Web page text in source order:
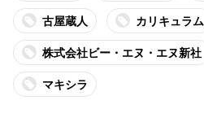
古屋蔵人 カリキュラム
株式会社ビー・エヌ・エヌ新社
マキシラ